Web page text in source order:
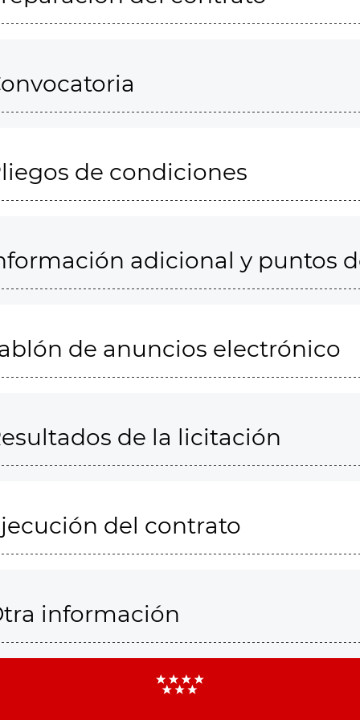
de condiciones
adicional y puntos
de anuncios electrónico
de la licitación
del contrato
información